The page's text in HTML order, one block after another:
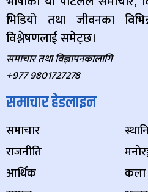
भिडियो तथा जीवनका
विश्लेषणलाई समेट्छ।
समाचार तथा विज्ञापनकालागि
+977 9801727278
समाचार हेडलाइन
समाचार
राजनीति
आर्थिक
कला